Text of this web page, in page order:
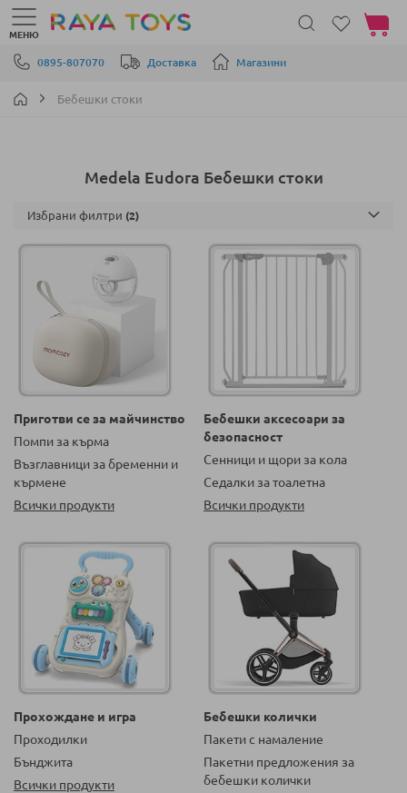
Прескачане към съдържанието
0895-807070 Доставка Магазини
МЕНЮ
Моята
Бебешки стоки
Medela Eudora Бебешки стоки
Приготви се за майчинство
Помпи за кърма
Възглавници за бременни и
кърмене
Всички продукти
Бебешки аксесоари за
безопасност
Сенници и щори за кола
Седалки за тоалетна
Всички продукти
Прохождане и игра
Проходилки
Бънджита
Всички продукти
Бебешки колички
Пакети с намаление
Пакетни предложения за
бебешки колички
Избрани филтри